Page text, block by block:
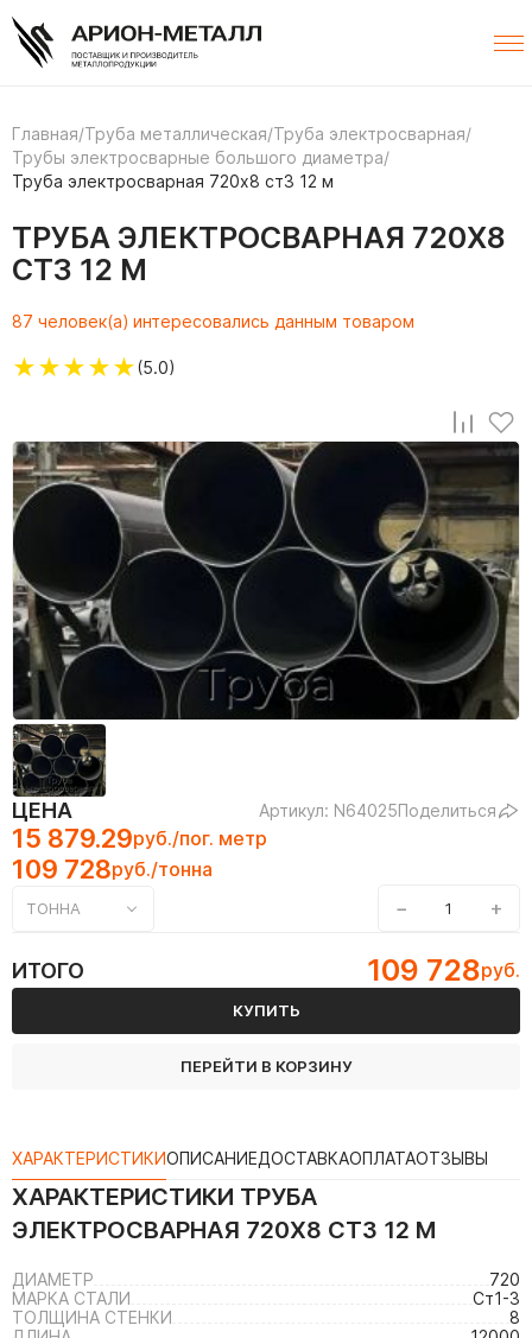
Главная/Труба металлическая/Труба электросварная/
Трубы электросварные большого диаметра/
Труба электросварная 720х8 ст3 12 м
ТРУБА ЭЛЕКТРОСВАРНАЯ 720Х8
СТ3 12 М
87 человек(а) интересовались данным товаром
★★★★★(5.0)
ЦЕНА Артикул: N64025Поделиться
15 879.29руб./пог. метр
109 728руб./тонна
ТОННА − +
ИТОГО 109 728руб.
КУПИТЬ
ПЕРЕЙТИ В КОРЗИНУ
ХАРАКТЕРИСТИКИОПИСАНИЕДОСТАВКАОПЛАТАОТЗЫВЫ
ХАРАКТЕРИСТИКИ ТРУБА
ЭЛЕКТРОСВАРНАЯ 720Х8 СТ3 12 М
ДИАМЕТР
720
МАРКА СТАЛИ
Ст1-3
ТОЛЩИНА СТЕНКИ
8